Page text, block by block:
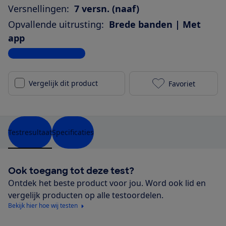
Versnellingen: 7 versn. (naaf)
Opvallende uitrusting: Brede banden | Met
app
Bekijk alle specificaties
Vergelijk dit product Cortina E-U4
Favoriet
TestresultaatSpecificaties
Ook toegang tot deze test?
Ontdek het beste product voor jou. Word ook lid en
vergelijk producten op alle testoordelen.
Bekijk hier hoe wij testen